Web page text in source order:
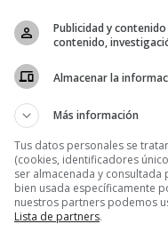
eso no es tan fácil; si
más que seguir
que funcione y que sea
Publicidad y
contenido,
Almacenar la
Más información
Tus datos personales se
(cookies, identificadores
ser almacenada y
bien usada específicamente
nuestros partners podemos
Lista de partners.